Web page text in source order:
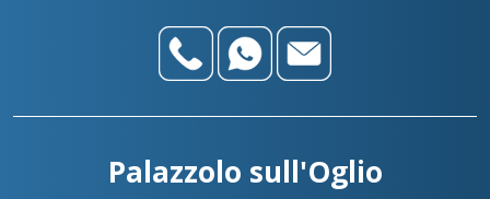
Palazzolo sull'Oglio